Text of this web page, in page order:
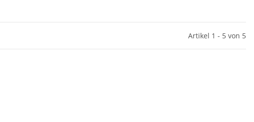
Artikel 1 - 5 von 5